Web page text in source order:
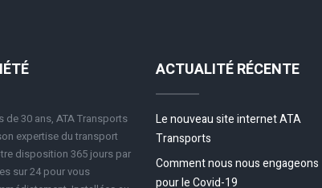
de 30 ans, ATA Transports
expertise du transport
disposition 365 jours par
sur 24 pour vous
ACTUALITÉ RÉCENTE
Le nouveau site internet ATA
Transports
Comment nous nous engageons
pour le Covid-19